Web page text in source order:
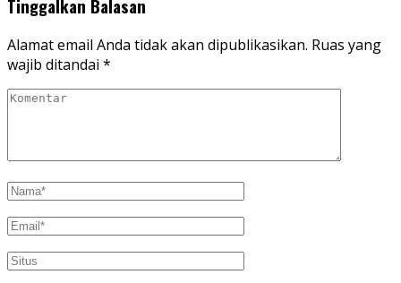
Tinggalkan Balasan
Alamat email Anda tidak akan dipublikasikan. Ruas yang
wajib ditandai *